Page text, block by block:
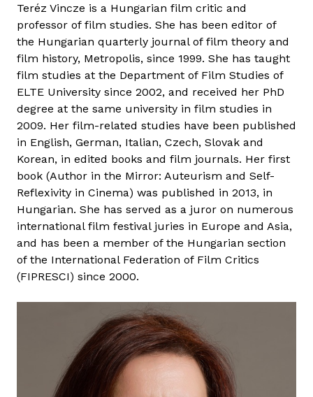
i
n
c
z
e
T
e
r
é
z
Teréz Vincze is a Hungarian film critic and
professor of film studies. She has been editor of
the Hungarian quarterly journal of film theory and
film history, Metropolis, since 1999. She has taught
film studies at the Department of Film Studies of
ELTE University since 2002, and received her PhD
degree at the same university in film studies in
2009. Her film-related studies have been published
in English, German, Italian, Czech, Slovak and
Korean, in edited books and film journals. Her first
book (Author in the Mirror: Auteurism and Self-
Reflexivity in Cinema) was published in 2013, in
Hungarian. She has served as a juror on numerous
international film festival juries in Europe and Asia,
and has been a member of the Hungarian section
of the International Federation of Film Critics
(FIPRESCI) since 2000.